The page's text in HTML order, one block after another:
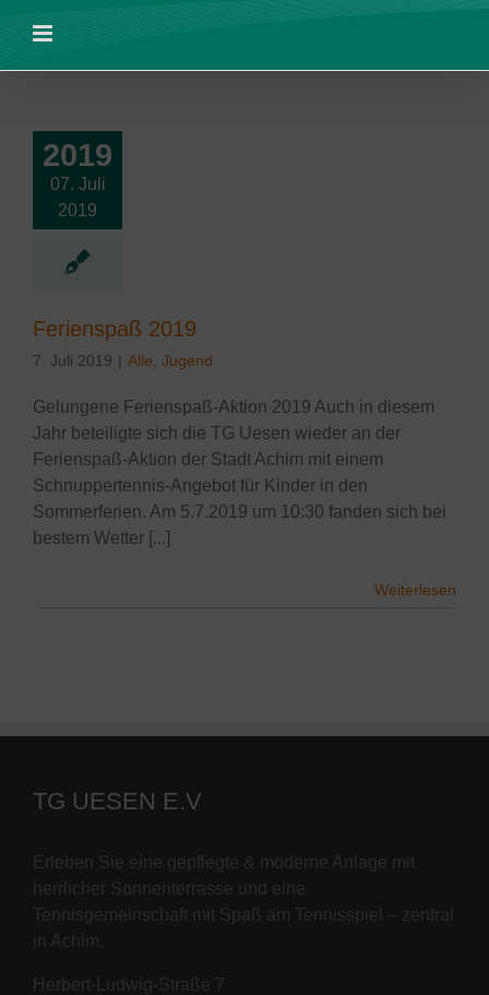
Inhalt
2019
07. Juli
2019
2019
Ferienspaß 2019
7. Juli 2019 | Alle Jugend
Gelungene Ferienspaß-Aktion 2019 Auch in diesem
Jahr beteiligte sich die TG Uesen wieder an der
Ferienspaß-Aktion der Stadt Achim mit einem
Schnuppertennis-Angebot für Kinder in den
Sommerferien. Am 5.7.2019 um 10:30 fanden sich bei
bestem Wetter [...]
Weiterlesen
TG UESEN E.V
Erleben Sie eine gepflegte & moderne Anlage mit
herrlicher Sonnenterrasse und eine
Tennisgemeinschaft mit Spaß am Tennisspiel – zentral
in Achim.
Herbert-Ludwig-Straße 7